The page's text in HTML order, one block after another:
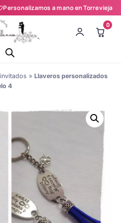
Personalizamos a mano en Torrevieja
0
para Primera
personalizadas
» Llaveros personalizados
4